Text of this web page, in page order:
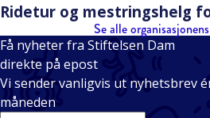
Ridetur og mestringshelg
Se alle
Få nyheter fra Stiftelsen Dam
direkte på epost
Vi sender vanligvis ut nyhetsbrev
måneden